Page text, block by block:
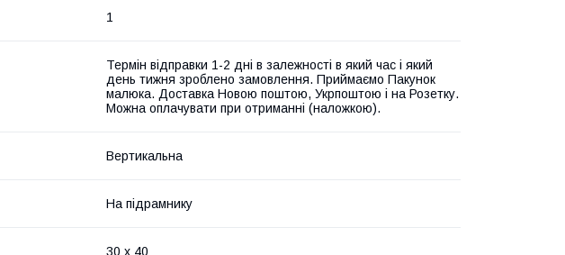
1
Термін відправки 1-2 дні в залежності в який час і який
день тижня зроблено замовлення. Приймаємо Пакунок
малюка. Доставка Новою поштою, Укрпоштою і на Розетку.
Можна оплачувати при отриманні (наложкою).
Вертикальна
На підрамнику
30 x 40